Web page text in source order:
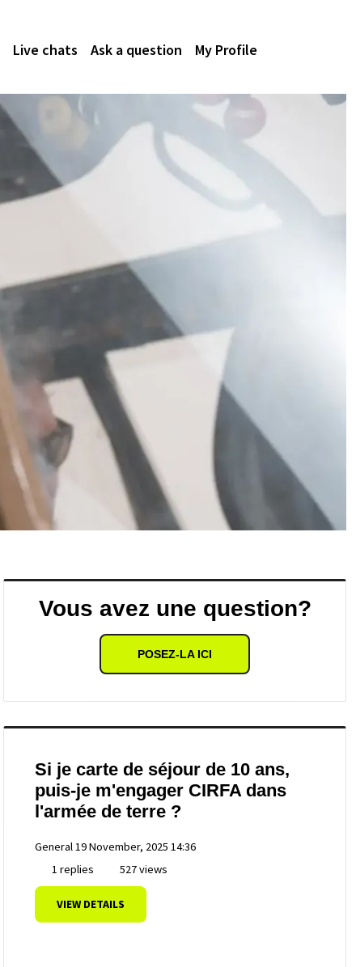
Live chats Ask a question My Profile
Vous avez une question?
POSEZ-LA ICI
Si je carte de séjour de 10 ans,
puis-je m'engager CIRFA dans
l'armée de terre ?
General19 November, 2025 14:36
1 replies
527 views
VIEW DETAILS